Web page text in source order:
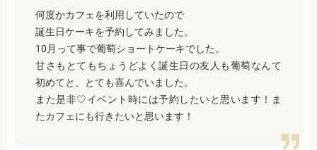
何度かカフェを利用していたので
誕生日ケーキを予約してみました。
10月って事で葡萄ショートケーキでした。
甘さもとてもちょうどよく誕生日の友人も葡萄なんて
初めてと、とても喜んでいました。
また是非♡イベント時には予約したいと思います！ま
たカフェにも行きたいと思います！